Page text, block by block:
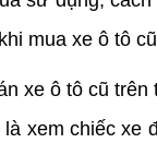
mua xe ô tô
xe ô tô cũ
xem chiếc